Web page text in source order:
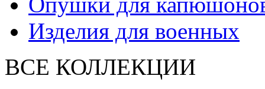
Изделия для военных
ВСЕ КОЛЛЕКЦИИ